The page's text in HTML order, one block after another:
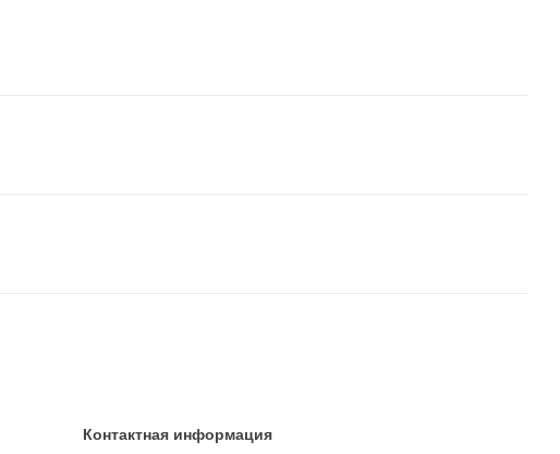
Контактная информация